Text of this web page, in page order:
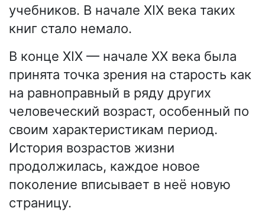
учебников. В начале XIX века таких
книг стало немало.
В конце XIX — начале XX века была
принята точка зрения на старость как
на равноправный в ряду других
человеческий возраст, особенный по
своим характеристикам период.
История возрастов жизни
продолжилась, каждое новое
поколение вписывает в неё новую
страницу.